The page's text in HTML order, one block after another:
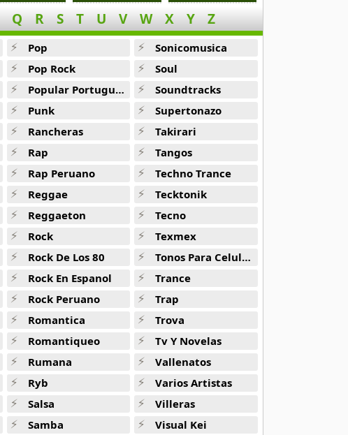
Flauta Magica
Q R S T U V W X Y Z
Pop
Pop Rock
Popular Portuguesa
Punk
Rancheras
Rap
Rap Peruano
Reggae
Reggaeton
Rock
Rock De Los 80
Rock En Espanol
Rock Peruano
Romantica
Romantiqueo
Rumana
Ryb
Salsa
Samba
Sonicomusica
Soul
Soundtracks
Supertonazo
Takirari
Tangos
Techno Trance
Tecktonik
Tecno
Texmex
Tonos Para Celulares
Trance
Trap
Trova
Tv Y Novelas
Vallenatos
Varios Artistas
Villeras
Visual Kei